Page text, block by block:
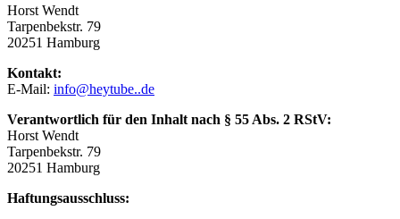
Horst Wendt
Tarpenbekstr. 79
20251 Hamburg
Kontakt:
E-Mail: info@heytube..de
Verantwortlich für den Inhalt nach § 55 Abs. 2 RStV:
Horst Wendt
Tarpenbekstr. 79
20251 Hamburg
Haftungsausschluss: